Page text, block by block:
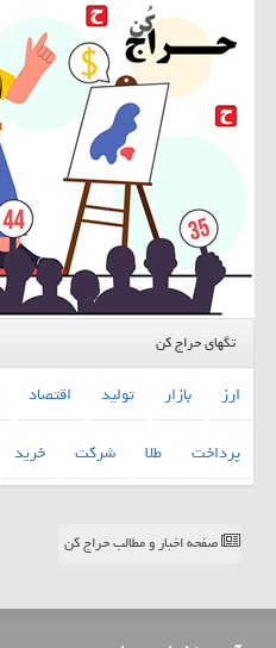
تگهای حراج کن
ارز بازار تولید اقتصاد
پرداخت
طلا شركت خرید
صفحه اخبار و مطالب حراج کن